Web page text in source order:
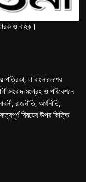
ও বাহক।
যা বাংলাদেশের
সংবাদ সংগ্রহ ও পরিবেশনে
রাজনীতি, অর্থনীতি,
বিষয়ের উপর ভিত্তি